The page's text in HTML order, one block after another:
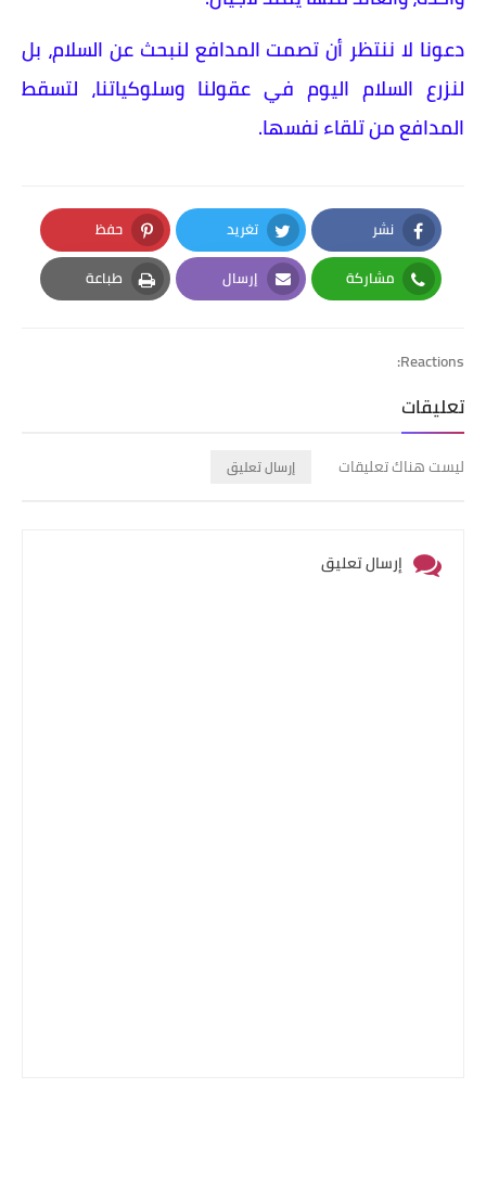
​دعونا لا ننتظر أن تصمت المدافع لنبحث عن السلام، بل
لنزرع السلام اليوم في عقولنا وسلوكياتنا، لتسقط
المدافع من تلقاء نفسها.
نشر
Facebook
تغريد
Twitter
حفظ
Pinterest
مشاركة
Whatsapp
إرسال
Email
طباعة
Print
Reactions:
تعليقات
ليست هناك تعليقات إرسال تعليق
إرسال تعليق